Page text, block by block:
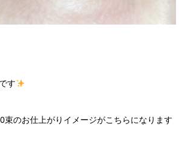
す
束のお仕上がりイメージがこちらになります